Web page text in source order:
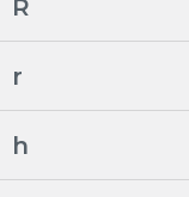
R
r
h